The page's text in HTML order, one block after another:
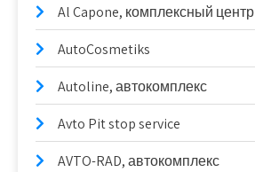
Al Capone, комплексный центр
AutoCosmetiks
Autoline, автокомплекс
Avto Pit stop service
AVTO-RAD, автокомплекс